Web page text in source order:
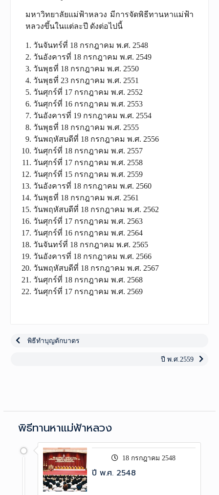
มหาวิทยาลัยแม่ฟ้าหลวง มีการจัดพิธีทานหาแม่ฟ้า
หลวงขึ้นในแต่ละปี ดังต่อไปนี้
วันจันทร์ที่ 18 กรกฎาคม พ.ศ. 2548
วันอังคารที่ 18 กรกฎาคม พ.ศ. 2549
วันพุธที่ 18 กรกฎาคม พ.ศ. 2550
วันพุธที่ 23 กรกฎาคม พ.ศ. 2551
วันศุกร์ที่ 17 กรกฎาคม พ.ศ. 2552
วันศุกร์ที่ 16 กรกฎาคม พ.ศ. 2553
วันอังคารที่ 19 กรกฎาคม พ.ศ. 2554
วันพุธที่ 18 กรกฎาคม พ.ศ. 2555
วันพฤหัสบดีที่ 18 กรกฎาคม พ.ศ. 2556
วันศุกร์ที่ 18 กรกฎาคม พ.ศ. 2557
วันศุกร์ที่ 17 กรกฎาคม พ.ศ. 2558
วันศุกร์ที่ 15 กรกฎาคม พ.ศ. 2559
วันอังคารที่ 18 กรกฎาคม พ.ศ. 2560
วันพุธที่ 18 กรกฎาคม พ.ศ. 2561
วันพฤหัสบดีที่ 18 กรกฎาคม พ.ศ. 2562
วันศุกร์ที่ 17 กรกฎาคม พ.ศ. 2563
วันศุกร์ที่ 16 กรกฎาคม พ.ศ. 2564
วันจันทร์ที่ 18 กรกฎาคม พ.ศ. 2565
วันอังคารที่ 18 กรกฎาคม พ.ศ. 2566
วันพฤหัสบดีที่ 18 กรกฎาคม พ.ศ. 2567
วันศุกร์ที่ 18 กรกฎาคม พ.ศ. 2568
วันศุกร์ที่ 17 กรกฎาคม พ.ศ. 2569
นำทางPrevious
พิธีทำบุญตักบาตร
Next
ปี พ.ศ.2559
พิธีทานหาแม่ฟ้าหลวง
18 กรกฎาคม 2548
ปี พ.ศ. 2548